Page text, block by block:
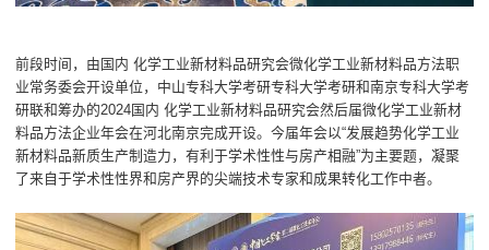
前段时间，由国内 化学工业新材料品研究会微化学工业新材料品方法职
业常务委会开设单位，中山专科大学考研专科大学考研和南京专科大学考
研联和筹办的2024国内 化学工业新材料品研究会然后届微化学工业新材
料品方法企业年会在河北南京完成开设。今届年会以“发展趋势化学工业
新材料品新质生产制造力，有利于学术性性与房产相融”为主要题，凝聚
了来自于学术性性界和房产界的尖端技术专家和成果转化工作中者。